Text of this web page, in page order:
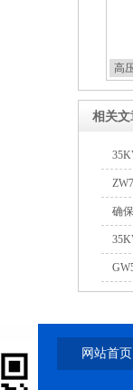
高
相关文
确
网站首页